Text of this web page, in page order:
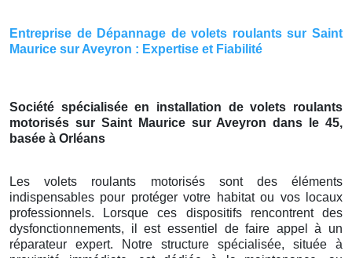
Entreprise de Dépannage de volets roulants sur Saint
Maurice sur Aveyron : Expertise et Fiabilité
Société spécialisée en installation de volets roulants
motorisés sur Saint Maurice sur Aveyron dans le 45,
basée à Orléans
Les volets roulants motorisés sont des éléments
indispensables pour protéger votre habitat ou vos locaux
professionnels. Lorsque ces dispositifs rencontrent des
dysfonctionnements, il est essentiel de faire appel à un
réparateur expert. Notre structure spécialisée, située à